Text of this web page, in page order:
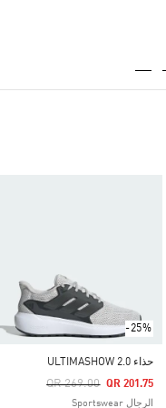
-25%
حذاء ULTIMASHOW 2.0
Price Reduced From
QR 269.00
To QR 201.75
الرجال Sportswear